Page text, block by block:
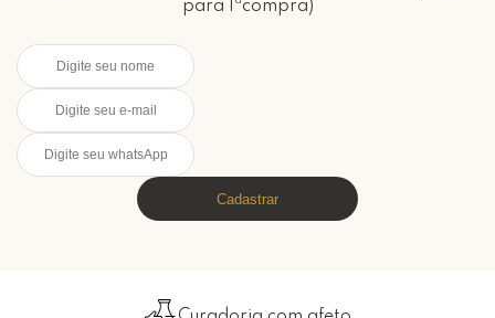
para 1ªcompra)
Cadastrar